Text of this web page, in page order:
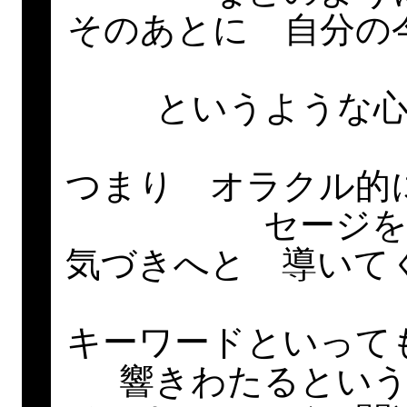
そのあとに 自分の
というような
つまり オラクル的
セージ
気づきへと 導いて
キーワードといっ
響きわたるとい